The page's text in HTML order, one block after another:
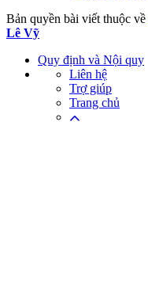
Bản quyền bài viết thuộc về
Lê Vỹ
Quy định và Nội quy
Liên hệ
Trợ giúp
Trang chủ